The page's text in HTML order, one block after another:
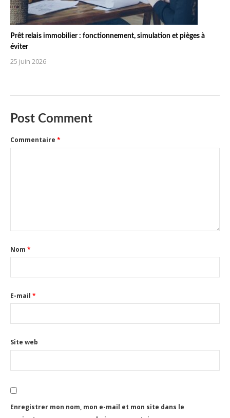
Prêt relais immobilier : fonctionnement, simulation et pièges à
éviter
25 juin 2026
Post Comment
Commentaire *
Nom *
E-mail *
Site web
Enregistrer mon nom, mon e-mail et mon site dans le